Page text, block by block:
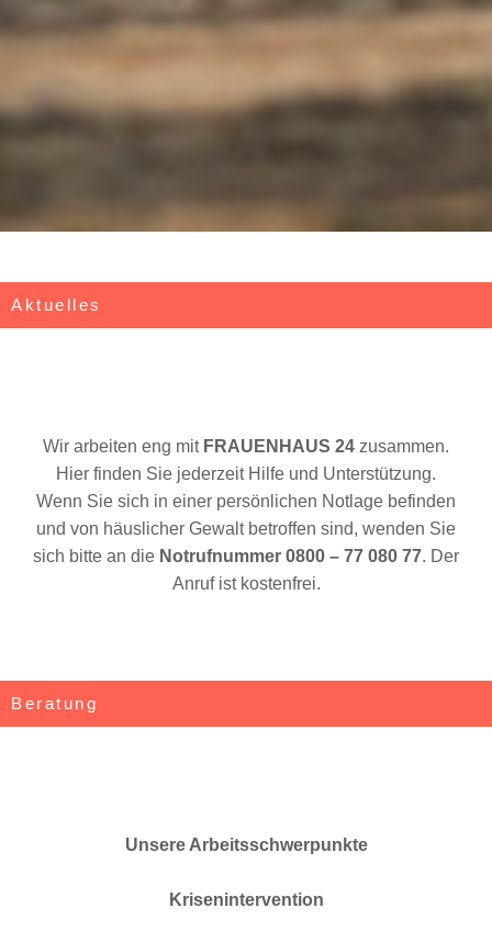
Aktuelles
Wir arbeiten eng mit FRAUENHAUS 24 zusammen.
Hier finden Sie jederzeit Hilfe und Unterstützung.
Wenn Sie sich in einer persönlichen Notlage befinden
und von häuslicher Gewalt betroffen sind, wenden Sie
sich bitte an die Notrufnummer 0800 – 77 080 77. Der
Anruf ist kostenfrei.
Beratung
Unsere Arbeitsschwerpunkte
Krisenintervention